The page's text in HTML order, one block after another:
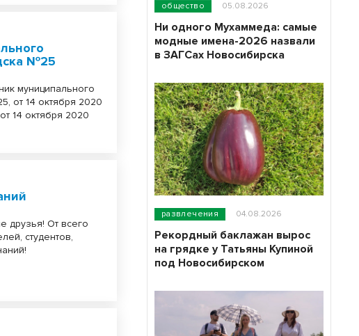
№25
муниципального
от 14 октября 2020
14 октября 2020
друзья! От всего
студентов,
общество 05.08.2026
Ни одного Мухаммеда: самые
модные имена-2026 назвали
в ЗАГСах Новосибирска
развлечения 04.08.2026
Рекордный баклажан вырос
на грядке у Татьяны Купиной
под Новосибирском